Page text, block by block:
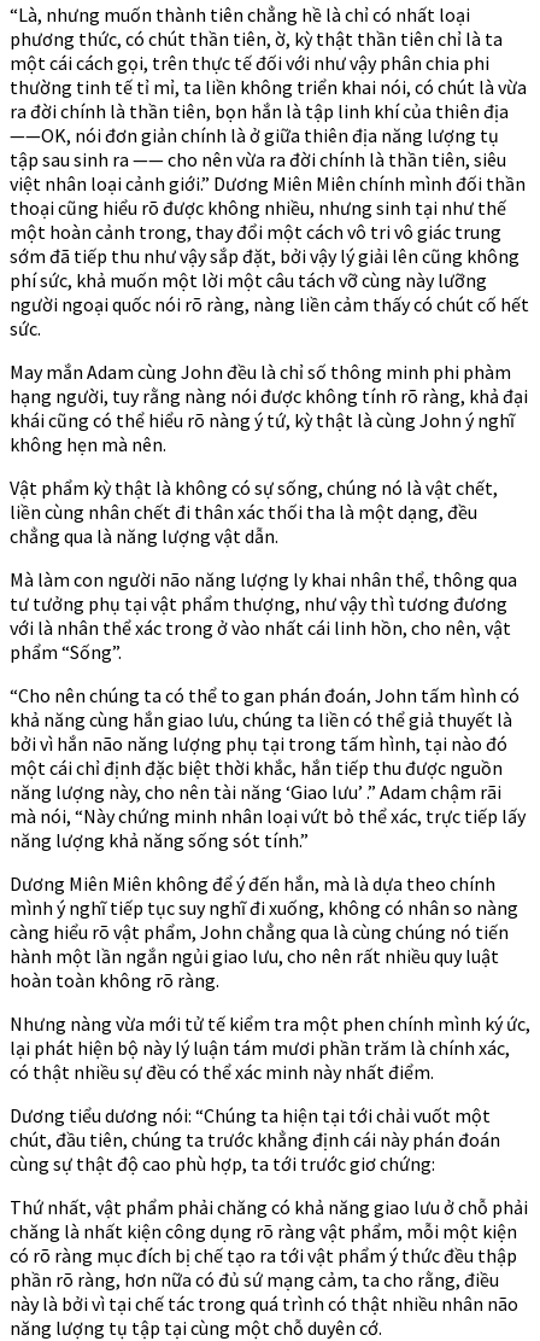
“Là, nhưng muốn thành tiên chẳng hề là chỉ có nhất loại
phương thức, có chút thần tiên, ờ, kỳ thật thần tiên chỉ là ta
một cái cách gọi, trên thực tế đối với như vậy phân chia phi
thường tinh tế tỉ mỉ, ta liền không triển khai nói, có chút là vừa
ra đời chính là thần tiên, bọn hắn là tập linh khí của thiên địa
——OK, nói đơn giản chính là ở giữa thiên địa năng lượng tụ
tập sau sinh ra —— cho nên vừa ra đời chính là thần tiên, siêu
việt nhân loại cảnh giới.” Dương Miên Miên chính mình đối thần
thoại cũng hiểu rõ được không nhiều, nhưng sinh tại như thế
một hoàn cảnh trong, thay đổi một cách vô tri vô giác trung
sớm đã tiếp thu như vậy sắp đặt, bởi vậy lý giải lên cũng không
phí sức, khả muốn một lời một câu tách vỡ cùng này lưỡng
người ngoại quốc nói rõ ràng, nàng liền cảm thấy có chút cố hết
sức.
May mắn Adam cùng John đều là chỉ số thông minh phi phàm
hạng người, tuy rằng nàng nói được không tính rõ ràng, khả đại
khái cũng có thể hiểu rõ nàng ý tứ, kỳ thật là cùng John ý nghĩ
không hẹn mà nên.
Vật phẩm kỳ thật là không có sự sống, chúng nó là vật chết,
liền cùng nhân chết đi thân xác thối tha là một dạng, đều
chẳng qua là năng lượng vật dẫn.
Mà làm con người não năng lượng ly khai nhân thể, thông qua
tư tưởng phụ tại vật phẩm thượng, như vậy thì tương đương
với là nhân thể xác trong ở vào nhất cái linh hồn, cho nên, vật
phẩm “Sống”.
“Cho nên chúng ta có thể to gan phán đoán, John tấm hình có
khả năng cùng hắn giao lưu, chúng ta liền có thể giả thuyết là
bởi vì hắn não năng lượng phụ tại trong tấm hình, tại nào đó
một cái chỉ định đặc biệt thời khắc, hắn tiếp thu được nguồn
năng lượng này, cho nên tài năng ‘Giao lưu’ .” Adam chậm rãi
mà nói, “Này chứng minh nhân loại vứt bỏ thể xác, trực tiếp lấy
năng lượng khả năng sống sót tính.”
Dương Miên Miên không để ý đến hắn, mà là dựa theo chính
mình ý nghĩ tiếp tục suy nghĩ đi xuống, không có nhân so nàng
càng hiểu rõ vật phẩm, John chẳng qua là cùng chúng nó tiến
hành một lần ngắn ngủi giao lưu, cho nên rất nhiều quy luật
hoàn toàn không rõ ràng.
Nhưng nàng vừa mới tử tế kiểm tra một phen chính mình ký ức,
lại phát hiện bộ này lý luận tám mươi phần trăm là chính xác,
có thật nhiều sự đều có thể xác minh này nhất điểm.
Dương tiểu dương nói: “Chúng ta hiện tại tới chải vuốt một
chút, đầu tiên, chúng ta trước khẳng định cái này phán đoán
cùng sự thật độ cao phù hợp, ta tới trước giơ chứng:
Thứ nhất, vật phẩm phải chăng có khả năng giao lưu ở chỗ phải
chăng là nhất kiện công dụng rõ ràng vật phẩm, mỗi một kiện
có rõ ràng mục đích bị chế tạo ra tới vật phẩm ý thức đều thập
phần rõ ràng, hơn nữa có đủ sứ mạng cảm, ta cho rằng, điều
này là bởi vì tại chế tác trong quá trình có thật nhiều nhân não
năng lượng tụ tập tại cùng một chỗ duyên cớ.